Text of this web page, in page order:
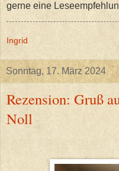
gerne eine
Ingrid
Sonntag, 17. März 2024
Rezension: Gruß
Noll